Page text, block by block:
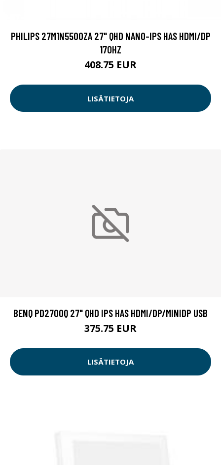
PHILIPS 27M1N5500ZA 27" QHD NANO-IPS HAS HDMI/DP
170HZ
408.75 EUR
LISÄTIETOJA
BENQ PD2700Q 27" QHD IPS HAS HDMI/DP/MINIDP USB
375.75 EUR
LISÄTIETOJA